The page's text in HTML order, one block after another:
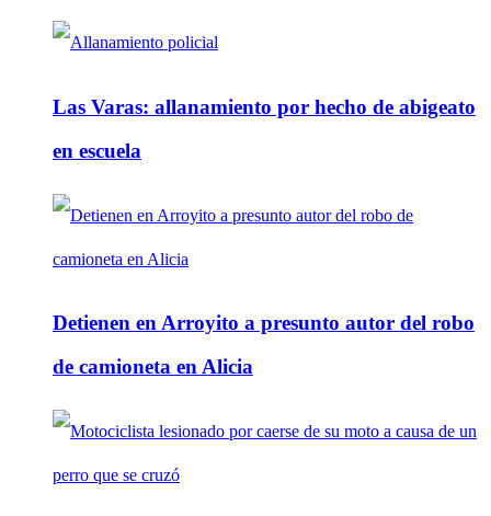
Las Varas: allanamiento por hecho de abigeato
en escuela
Detienen en Arroyito a presunto autor del robo
de camioneta en Alicia